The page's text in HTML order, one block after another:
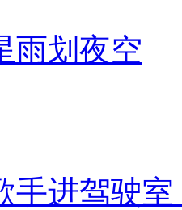
雨划夜空
手进驾驶